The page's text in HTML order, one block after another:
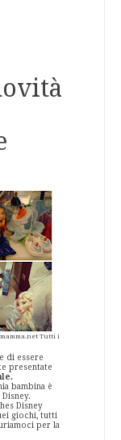
Tutti i
di essere
presentate
bambina è
Disney
giochi, tutti
per la